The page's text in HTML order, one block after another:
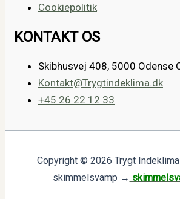
Cookiepolitik
KONTAKT OS
Skibhusvej 408, 5000 Odense
Kontakt@Trygtindeklima.dk
+45 26 22 12 33
Copyright © 2026 Trygt
skimmelsvamp →